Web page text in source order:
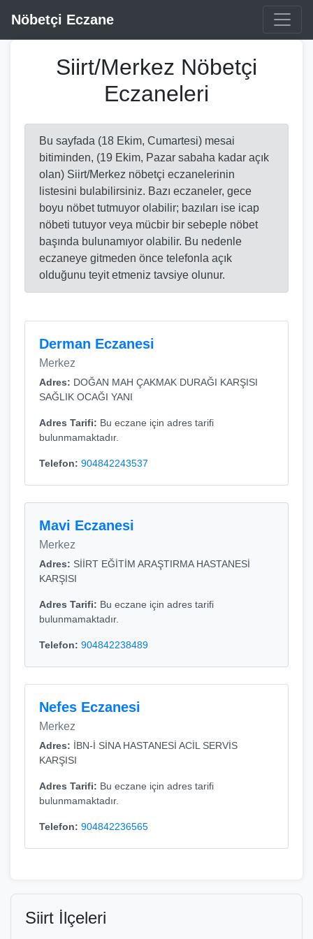
Nöbetçi Eczane
Siirt/Merkez Nöbetçi
Eczaneleri
Bu sayfada (18 Ekim, Cumartesi) mesai
bitiminden, (19 Ekim, Pazar sabaha kadar açık
olan) Siirt/Merkez nöbetçi eczanelerinin
listesini bulabilirsiniz. Bazı eczaneler, gece
boyu nöbet tutmuyor olabilir; bazıları ise icap
nöbeti tutuyor veya mücbir bir sebeple nöbet
başında bulunamıyor olabilir. Bu nedenle
eczaneye gitmeden önce telefonla açık
olduğunu teyit etmeniz tavsiye olunur.
Derman Eczanesi
Merkez
Adres: DOĞAN MAH ÇAKMAK DURAĞI KARŞISI
SAĞLIK OCAĞI YANI
Adres Tarifi: Bu eczane için adres tarifi
bulunmamaktadır.
Telefon: 904842243537
Mavi Eczanesi
Merkez
Adres: SİİRT EĞİTİM ARAŞTIRMA HASTANESİ
KARŞISI
Adres Tarifi: Bu eczane için adres tarifi
bulunmamaktadır.
Telefon: 904842238489
Nefes Eczanesi
Merkez
Adres: İBN-İ SİNA HASTANESİ ACİL SERVİS
KARŞISI
Adres Tarifi: Bu eczane için adres tarifi
bulunmamaktadır.
Telefon: 904842236565
Siirt İlçeleri